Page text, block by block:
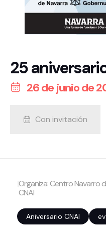
Volver al inicio
Agenda
25
26 de junio de
Con invitación
Organiza: Centro Navarro
CNAI
Aniversario CNAI